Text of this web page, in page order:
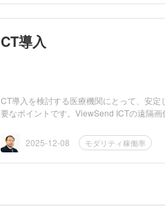
CT導入
CT導入を検討する医療機関にとって、安
要なポイントです。ViewSend ICTの遠隔画
2025-12-08
モダリティ稼働率